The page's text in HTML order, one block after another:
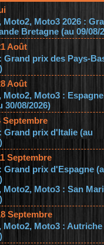
Moto2, Moto3 2026 :
Bretagne (au 09/08/
Août
Grand prix des Pays-
Août
Moto2, Moto3 : Espagne
30/08/2026)
Septembre
Grand prix d'Italie (au
Septembre
Grand prix d'Espagne
Moto2, Moto3 : San
Septembre
Moto2, Moto3 : Autriche